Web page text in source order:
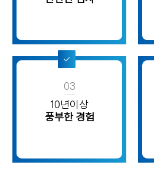
03
10년이상
풍부한 경험